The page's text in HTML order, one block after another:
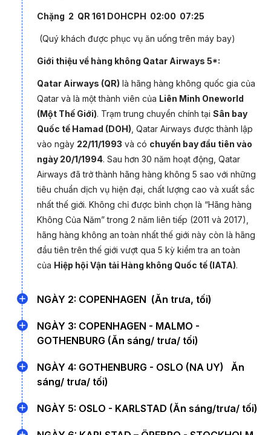
hòa mình vào thiên nhiên, dừng chân tại Na Uy, bạn còn có cơ
hội khám phá thủ đô Oslo hiện đại với nền văn hóa độc đáo.
Thụy Điểnlà một đất nước nằm trong khu vực Bắc Âu với
không khí trong lành, khí hậu 4 mùa khá mát mẻ. Nổi tiếng với
các địa điểm đặc biệt như Pháo đài Karnan, Khu phố cổ Haga,
Lâu đài Kalmar và Quần đảo Stockholm. Đến với Thụy Điển,
bạn sẽ được trải nghiệm không chỉ bởi vẻ đẹp tự nhiên mà
còn là khám phá thế giới ẩm thực đa dạng và kiến trúc độc
đáo.
Chặng 2 QR 161 DOHCPH 02:00 07:25
(Quý khách được phục vụ ăn uống trên máy bay)
Giới thiệu về hàng không Qatar Airways 5*:
Qatar Airways (QR) là hãng hàng không quốc gia của
Qatar và là một thành viên của Liên Minh Oneworld
(Một Thế Giới). Trạm trung chuyển chính tại Sân bay
Quốc tế Hamad (DOH) , Qatar Airways được thành lập
vào ngày 22/11/1993 và có chuyến bay đầu tiên vào
ngày 20/1/1994. Sau hơn 30 năm hoạt động, Qatar
Airways đã trở thành hãng hàng không 5 sao với những
tiêu chuẩn dịch vụ hiện đại, chất lượng cao và xuất sắc
nhất thế giới. Không chỉ được bình chọn là “Hãng hàng
Không Của Năm” trong 2 năm liên tiếp (2011 và 2017),
hãng hàng không an toàn nhất thế giới này còn là hãng
đầu tiên trên thế giới vượt qua 5 kỳ kiểm tra an toàn
của Hiệp hội Vận tải Hàng không Quốc tế (IATA).
NGÀY 2: COPENHAGEN (Ăn trưa, tối)
06h40 : Máy bay hạ cánh xuống sân bay Copenhagen,
Quý khách nhận hành lý và làm thủ tục nhập cảnh.
Xe và HDV đưa quý khách về trung tâm
thành phố
Copenhagen , thủ đô của Đan Mạch -Nổi tiếng với
danhhiệu “Thành phố xanh nhất thế giới” được trao
tặng vào năm 2015, và “Thành phố an toàn nhất thế
NGÀY 3: COPENHAGEN - MALMO -
GOTHENBURG (Ăn sáng/ trưa/ tối)
07h00: Quý khách ăn sáng tại khách sạn.
08h00:Đoàn làm thủ tục trả phòng, xe đưa Quý khách
khởi hành đi
thành phố lớn thứ ba tại Thụy
Điển, sau thủ đô Stockholm và Gothenburg. Thành phố
này nằm ở phía Nam đất nước Thụy Điển với bề dày lịch
NGÀY 4: GOTHENBURG - OSLO (NA UY) Ăn
sáng/ trưa/ tối)
07h00: Đoàn ăn sáng và làm thủ tục trả phòng.
NGÀY 5: OSLO - KARLSTAD (Ăn sáng/trưa/ tối)
07h00: Quý khách ăn sáng tại khách sạn. Làm thủ tục